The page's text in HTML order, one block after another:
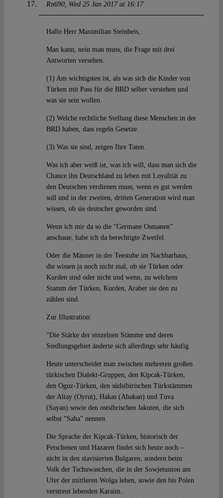
Rn690 Wed 25 Jan 2017 at 16:17
Hallo Herr Maximilian Steinbeis,
Man kann, nein man muss, die Frage mit drei
Antworten versehen.
(1) Am wichtigsten ist, als was sich die Kinder von
Türken mit Pass für die BRD selber verstehen und
was sie sein wollen.
(2) Welche rechtliche Stellung diese Menschen in der
BRD haben, dass regeln Gesetze.
(3) Was sie sind, zeigen Ihre Taten.
Was ich aber weiß ist, was ich will, dass man sich die
Chance ihn Deutschland zu leben mit Loyalität zu
den Deutschen verdienen muss, wenn es gut werden
soll und in der zweiten, dritten Generation wird man
wissen, ob sie deutscher geworden sind.
Wenn ich mir da so die “Germane Osmanen”
anschaue, habe ich da berechtigte Zweifel.
Oder die Männer in der Teestube im Nachbarhaus,
die wissen ja noch nicht mal, ob sie Türken oder
Kurden sind oder nicht und wenn, zu welchem
Stamm der Türken, Kurden, Araber sie den zu
zählen sind.
Zur Illustration:
“Die Stärke der einzelnen Stämme und deren
Siedlungsgebiet änderte sich allerdings sehr häufig.
Heute unterscheidet man zwischen mehreren großen
türkischen Dialekt-Gruppen, den Kipcak-Türken,
den Oguz-Türken, den südsibirischen Türkstämmen
der Altay (Oyrut), Hakas (Abakan) und Tuva
(Sayan) sowie den ostsibrischen Jakuten, die sich
selbst “Saha” nennen.
Die Sprache der Kipcak-Türken, historisch der
Petschenen und Hazaren findet sich heute noch –
nicht in den slavisierten Bulgaren, sondern beim
Volk der Tschuwaschen, die in der Sowjetunion am
Ufer der mittleren Wolga leben, sowie den bis Polen
verstreut lebenden Karaim..